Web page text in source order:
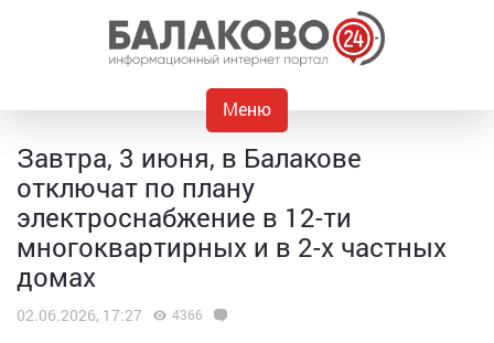
Меню
Завтра, 3 июня, в Балакове
отключат по плану
электроснабжение в 12-ти
многоквартирных и в 2-х частных
домах
02.06.2026, 17:27 4366